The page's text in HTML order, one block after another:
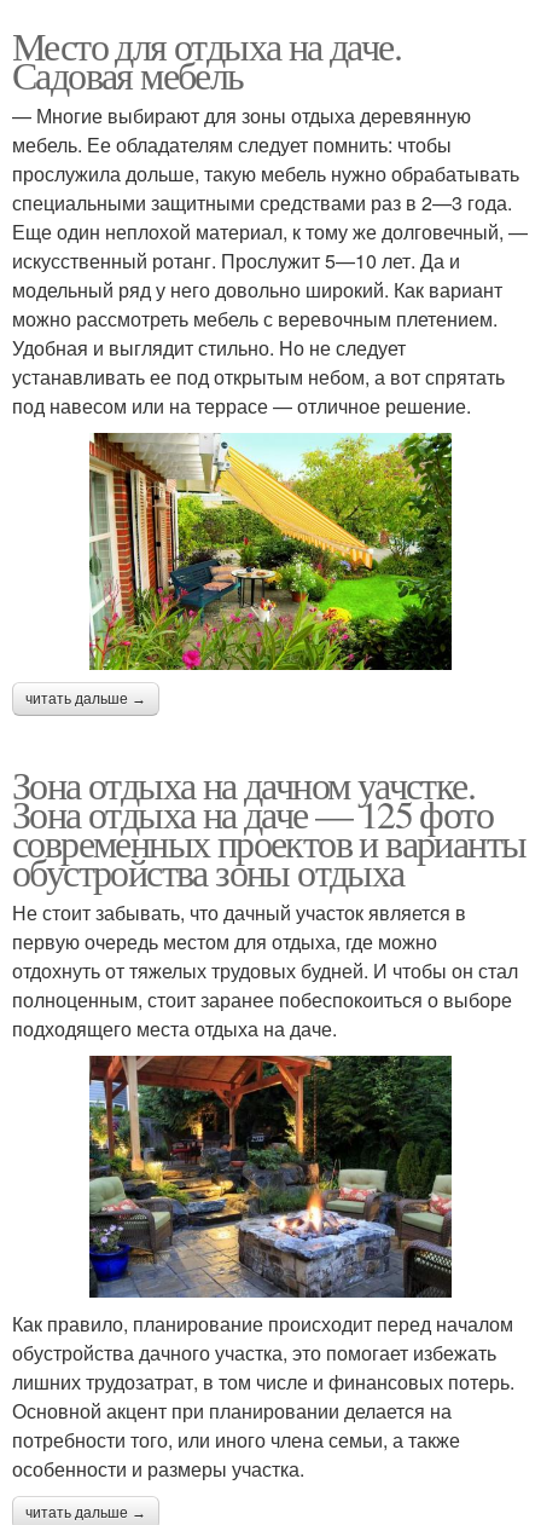
Место для отдыха на даче.
Садовая мебель
— Многие выбирают для зоны отдыха деревянную
мебель. Ее обладателям следует помнить: чтобы
прослужила дольше, такую мебель нужно обрабатывать
специальными защитными средствами раз в 2—3 года.
Еще один неплохой материал, к тому же долговечный, —
искусственный ротанг. Прослужит 5—10 лет. Да и
модельный ряд у него довольно широкий. Как вариант
можно рассмотреть мебель с веревочным плетением.
Удобная и выглядит стильно. Но не следует
устанавливать ее под открытым небом, а вот спрятать
под навесом или на террасе — отличное решение.
читать дальше →
Зона отдыха на дачном уачстке.
Зона отдыха на даче — 125 фото
современных проектов и варианты
обустройства зоны отдыха
Не стоит забывать, что дачный участок является в
первую очередь местом для отдыха, где можно
отдохнуть от тяжелых трудовых будней. И чтобы он стал
полноценным, стоит заранее побеспокоиться о выборе
подходящего места отдыха на даче.
Как правило, планирование происходит перед началом
обустройства дачного участка, это помогает избежать
лишних трудозатрат, в том числе и финансовых потерь.
Основной акцент при планировании делается на
потребности того, или иного члена семьи, а также
особенности и размеры участка.
читать дальше →